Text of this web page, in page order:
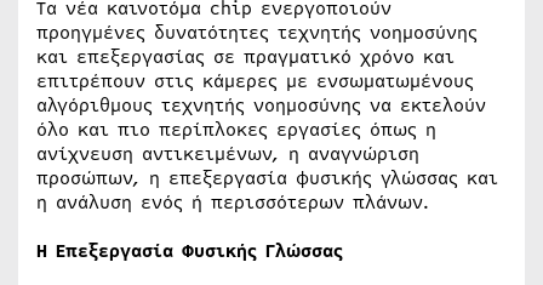
Τα νέα καινοτόμα chip ενεργοποιούν
προηγμένες δυνατότητες τεχνητής νοημοσύνης
και επεξεργασίας σε πραγματικό χρόνο και
επιτρέπουν στις κάμερες με ενσωματωμένους
αλγόριθμους τεχνητής νοημοσύνης να εκτελούν
όλο και πιο περίπλοκες εργασίες όπως η
ανίχνευση αντικειμένων, η αναγνώριση
προσώπων, η επεξεργασία φυσικής γλώσσας και
η ανάλυση ενός ή περισσότερων πλάνων.
Η Επεξεργασία Φυσικής Γλώσσας